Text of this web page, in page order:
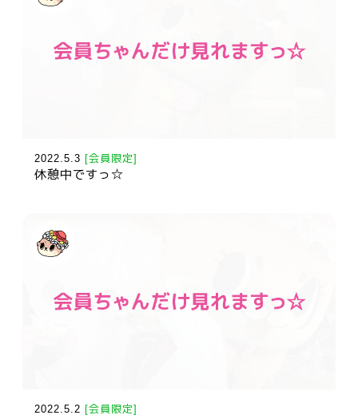
2022.5.3 [会員限定]
休憩中ですっ☆
2022.5.2 [会員限定]